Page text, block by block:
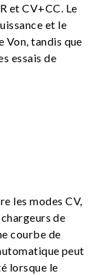
et CV+CC. Le
et le
Von, tandis que
essais de
les modes CV,
de
courbe de
peut
lorsque le